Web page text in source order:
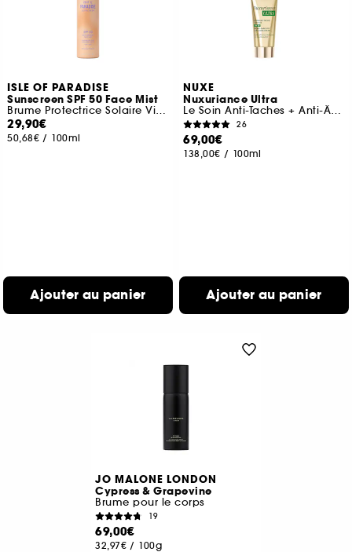
ISLE OF PARADISE
Sunscreen SPF 50 Face Mist
Brume Protectrice Solaire Visage SPF50
29,90€
50,68€ / 100ml
Ajouter au panier
NUXE
Nuxuriance Ultra
Le Soin Anti-Taches + Anti-Âge SPF 30
26
69,00€
138,00€ / 100ml
Ajouter au panier
JO MALONE LONDON
Cypress & Grapevine
Brume pour le corps
19
69,00€
32,97€ / 100g